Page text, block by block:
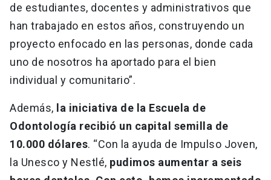
de estudiantes, docentes y administrativos que
han trabajado en estos años, construyendo un
proyecto enfocado en las personas, donde cada
uno de nosotros ha aportado para el bien
individual y comunitario”.
Además, la iniciativa de la Escuela de
Odontología recibió un capital semilla de
10.000 dólares. “Con la ayuda de Impulso Joven,
la Unesco y Nestlé, pudimos aumentar a seis